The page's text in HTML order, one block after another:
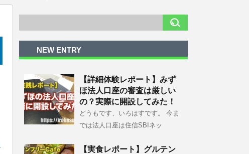
NEW ENTRY
【詳細体験レポート】みず
ほ法人口座の審査は厳しい
の？実際に開設してみた！
どうもです、いろはすです。 今ま
では法人口座は住信SBIネッ
【実食レポート】グルテン